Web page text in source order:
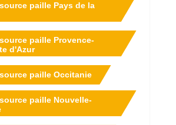
paille Pays de la
paille Provence-
d'Azur
paille Occitanie
paille Nouvelle-